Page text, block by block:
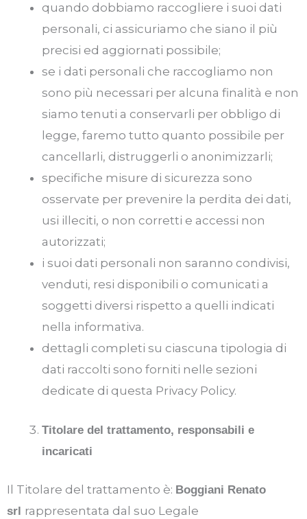
quando dobbiamo raccogliere i suoi dati
personali, ci assicuriamo che siano il più
precisi ed aggiornati possibile;
se i dati personali che raccogliamo non
sono più necessari per alcuna finalità e non
siamo tenuti a conservarli per obbligo di
legge, faremo tutto quanto possibile per
cancellarli, distruggerli o anonimizzarli;
specifiche misure di sicurezza sono
osservate per prevenire la perdita dei dati,
usi illeciti, o non corretti e accessi non
autorizzati;
i suoi dati personali non saranno condivisi,
venduti, resi disponibili o comunicati a
soggetti diversi rispetto a quelli indicati
nella informativa.
dettagli completi su ciascuna tipologia di
dati raccolti sono forniti nelle sezioni
dedicate di questa Privacy Policy.
Titolare del trattamento, responsabili e
incaricati
Il Titolare del trattamento è: Boggiani Renato
srl rappresentata dal suo Legale